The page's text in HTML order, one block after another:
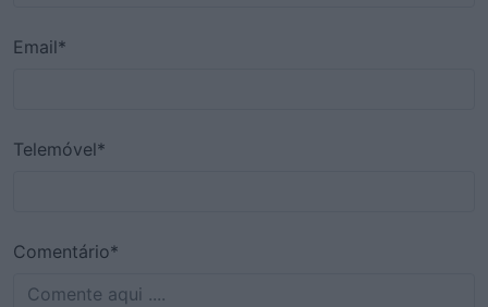
Email*
Telemóvel*
Comentário*